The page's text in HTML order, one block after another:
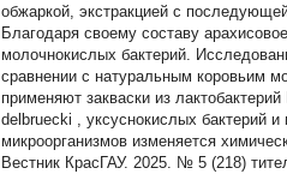
обжаркой, экстракцией с
Благодаря своему составу
молочнокислых бактерий.
сравнении с натуральным коровьим
применяют закваски из лактобактерий
delbruecki , уксуснокислых бактерий
микроорганизмов изменяется
Вестник КрасГАУ. 2025. № 5 (218)